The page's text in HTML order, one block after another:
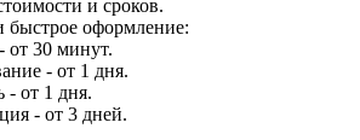
и сроков.
быстрое оформление:
от 30 минут.
- от 1 дня.
- от 1 дня.
- от 3 дней.